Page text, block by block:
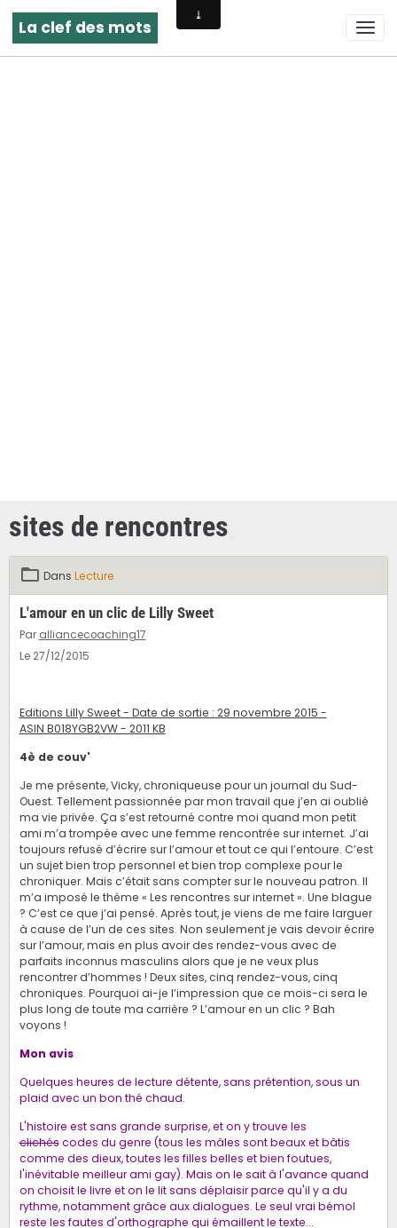
La clef des mots
sites de rencontres
Dans Lecture
L'amour en un clic de Lilly Sweet
Par alliancecoaching17
Le 27/12/2015
Editions Lilly Sweet - Date de sortie : 29 novembre 2015 -
ASIN B018YGB2VW - 2011 KB
4è de couv'
Je me présente, Vicky, chroniqueuse pour un journal du Sud-
Ouest. Tellement passionnée par mon travail que j’en ai oublié
ma vie privée. Ça s’est retourné contre moi quand mon petit
ami m’a trompée avec une femme rencontrée sur internet. J’ai
toujours refusé d’écrire sur l’amour et tout ce qui l’entoure. C’est
un sujet bien trop personnel et bien trop complexe pour le
chroniquer. Mais c’était sans compter sur le nouveau patron. Il
m’a imposé le thème « Les rencontres sur internet ». Une blague
? C’est ce que j’ai pensé. Après tout, je viens de me faire larguer
à cause de l’un de ces sites. Non seulement je vais devoir écrire
sur l’amour, mais en plus avoir des rendez-vous avec de
parfaits inconnus masculins alors que je ne veux plus
rencontrer d’hommes ! Deux sites, cinq rendez-vous, cinq
chroniques. Pourquoi ai-je l’impression que ce mois-ci sera le
plus long de toute ma carrière ? L’amour en un clic ? Bah
voyons !
Mon avis
Quelques heures de lecture détente, sans prétention, sous un
plaid avec un bon thé chaud.
L'histoire est sans grande surprise, et on y trouve les
clichéscodes du genre (tous les mâles sont beaux et bâtis
comme des dieux, toutes les filles belles et bien foutues,
l'inévitable meilleur ami gay). Mais on le sait à l'avance quand
on choisit le livre et on le lit sans déplaisir parce qu'il y a du
rythme, notamment grâce aux dialogues. Le seul vrai bémol
reste les fautes d'orthographe qui émaillent le texte...